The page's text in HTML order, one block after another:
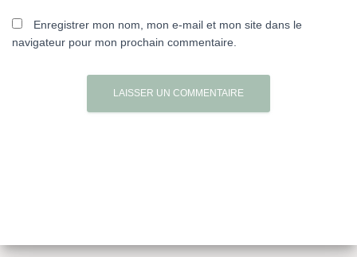
Enregistrer mon nom, mon e-mail et mon site dans le
navigateur pour mon prochain commentaire.